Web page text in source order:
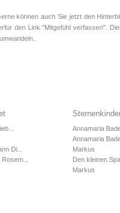
können auch Sie jetzt den
den Link "Mitgefühl verfassen".
Di...
Annamaria
Annamaria
Markus
Den kleinen
Markus